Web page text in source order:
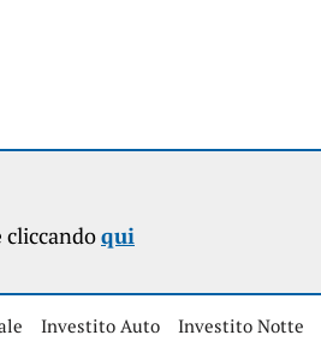
cliccandoqui
Investito Auto Investito Notte